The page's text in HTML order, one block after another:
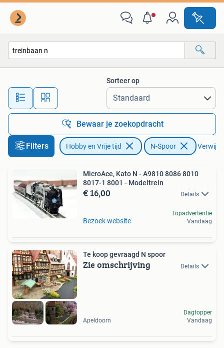
Alle afstanden…
Sorteer op
Bewaar je zoekopdracht
Filters Hobby en Vrije tijd N-Spoor
MicroAce, Kato N - A9810 8086 8010
8017-1 8001 - Modeltrein
€ 16,00 Details
Bezoek website
Topadvertentie
Vandaag
Te koop gevraagd N spoor
Zie omschrijving Details
Apeldoorn
Dagtopper
Vandaag